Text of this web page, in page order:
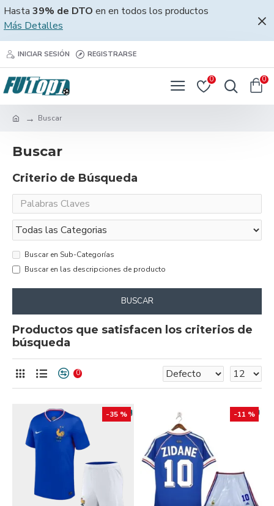
Hasta 39% de DTO en en todos los productos
Más Detalles
INICIAR SESIÓN REGISTRARSE
0 0
Buscar
Buscar
Criterio de Búsqueda
Buscar en Sub-Categorías
Buscar en las descripciones de producto
BUSCAR
Productos que satisfacen los criterios de
búsqueda
0
-35 % -11 %